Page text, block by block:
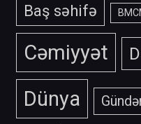
Baş səhifə
Cəmiyyət
Dünya